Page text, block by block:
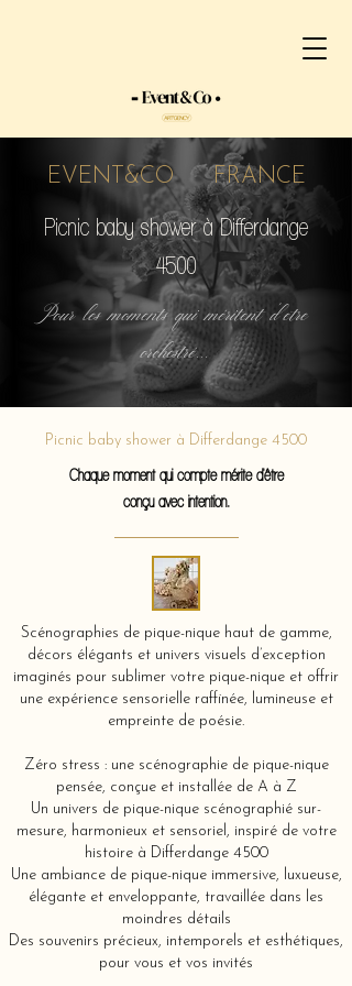
EVENT&CO FRANCE
Picnic baby shower à Differdange
4500
Pour les moments qui méritent d'etre
orchestré...
Picnic baby shower à Differdange 4500
Chaque moment qui compte mérite d'être
conçu avec intention.
Scénographies de pique-nique haut de gamme,
décors élégants et univers visuels d’exception
imaginés pour sublimer votre pique-nique et offrir
une expérience sensorielle raffinée, lumineuse et
empreinte de poésie.
Zéro stress : une scénographie de pique-nique
pensée, conçue et installée de A à Z
Un univers de pique-nique scénographié sur-
mesure, harmonieux et sensoriel, inspiré de votre
histoire à Differdange 4500
Une ambiance de pique-nique immersive, luxueuse,
élégante et enveloppante, travaillée dans les
moindres détails
Des souvenirs précieux, intemporels et esthétiques,
pour vous et vos invités